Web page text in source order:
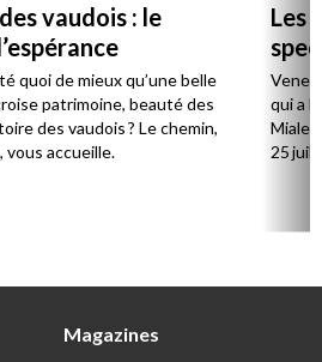
vaudois : le
quoi de mieux qu’une belle
patrimoine, beauté des
des vaudois ? Le chemin,
vous accueille.
Les
qui a
25
Magazines